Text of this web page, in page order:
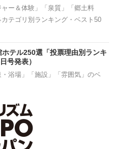
ャー＆体験」「泉質」「郷土料
テゴリ別ランキング・ベスト50
テル250選「投票理由別ランキ
号発表）
・浴場」「施設」「雰囲気」のベ